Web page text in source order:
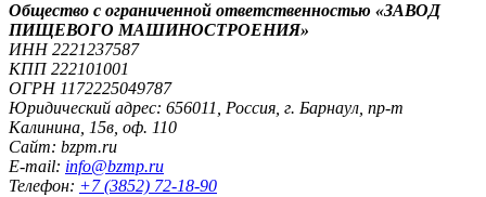
Общество с ограниченной ответственностью «ЗАВОД
ПИЩЕВОГО МАШИНОСТРОЕНИЯ»
ИНН 2221237587
КПП 222101001
ОГРН 1172225049787
Юридический адрес: 656011, Россия, г. Барнаул, пр-т
Калинина, 15в, оф. 110
Сайт: bzpm.ru
E-mail: info@bzmp.ru
Телефон: +7 (3852) 72-18-90